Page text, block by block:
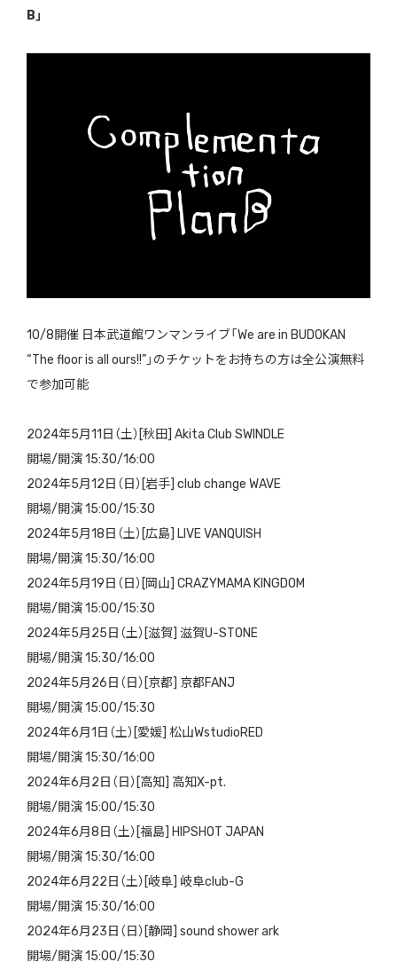
B」
10/8開催 日本武道館ワンマンライブ「We are in BUDOKAN
“The floor is all ours!!”」のチケットをお持ちの方は全公演無料
で参加可能
2024年5月11日（土）[秋田] Akita Club SWINDLE
開場/開演 15:30/16:00
2024年5月12日（日）[岩手] club change WAVE
開場/開演 15:00/15:30
2024年5月18日（土）[広島] LIVE VANQUISH
開場/開演 15:30/16:00
2024年5月19日（日）[岡山] CRAZYMAMA KINGDOM
開場/開演 15:00/15:30
2024年5月25日（土）[滋賀] 滋賀U-STONE
開場/開演 15:30/16:00
2024年5月26日（日）[京都] 京都FANJ
開場/開演 15:00/15:30
2024年6月1日（土）[愛媛] 松山WstudioRED
開場/開演 15:30/16:00
2024年6月2日（日）[高知] 高知X-pt.
開場/開演 15:00/15:30
2024年6月8日（土）[福島] HIPSHOT JAPAN
開場/開演 15:30/16:00
2024年6月22日（土）[岐阜] 岐阜club-G
開場/開演 15:30/16:00
2024年6月23日（日）[静岡] sound shower ark
開場/開演 15:00/15:30